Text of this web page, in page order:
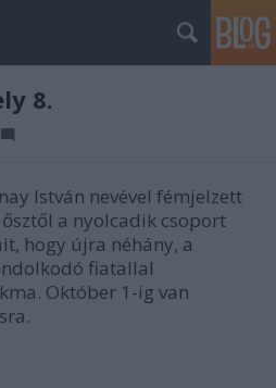
8.
István nevével fémjelzett
a nyolcadik csoport
hogy újra néhány, a
fiatallal
Október 1-ig van